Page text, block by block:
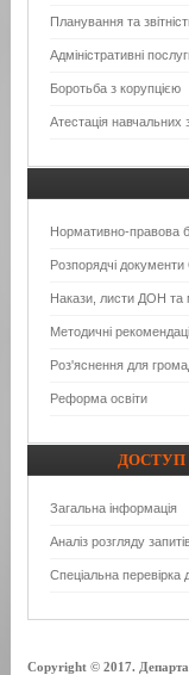
Планування та
Адміністративні
Боротьба з корупцією
Атестація навчальних
Нормативно-правова
Розпорядчі
Накази, листи ДОН та
Методичні
Роз'яснення для
Реформа освіти
ДОСТУП
Загальна інформація
Аналіз розгляду
Спеціальна перевірка
Copyright © 2017.